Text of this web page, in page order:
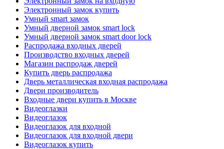
Электронный замок купить
Умный smart замок
Умный дверной замок smart lock
Умный дверной замок smart door lock
Распродажа входных дверей
Производство входных дверей
Магазин распродаж дверей
Купить дверь распродажа
Дверь металлическая входная распродажа
Двери производитель
Входные двери купить в Москве
Видеоглазки
Видеоглазок
Видеоглазок для входной
Видеоглазок для входной двери
Видеоглазок купить